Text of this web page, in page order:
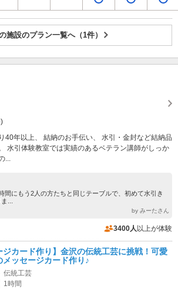
施設のプラン一覧へ（1件）
40年以上、 結納のお手伝い、 水引・金封など結納品
水引体験教室では実績のあるベテラン講師がしっか
...
間にもう2人の方たちと同じテーブルで、初めて水引き
...
by みーたさん
3400人 以上が体験
ジカード作り】金沢の伝統工芸に挑戦！可愛
ッセージカード作り♪
伝統工芸
1時間